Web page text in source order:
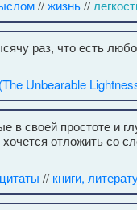
//жизнь//
раз, что есть
Unbearable
в своей простоте и
отложить со
// книги,